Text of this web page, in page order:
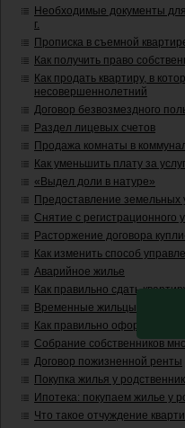
Необходимые документы
г.
Прописка в съемной
Как получить право
Как продать квартиру, в
несовершеннолетний
Договор безвозмездного
Раздел лицевых счетов
Продажа комнаты в
Как уменьшить плату за
«Выдел доли в натуре»
Предоставление земельных
Снятие с регистрационного
Расторжение договора
Как изменить способ
Аварийное жилье
Как правильно сдать
Временные жильцы
Как правильно оформить
Собрание собственников
Договор пожизненной ренты
Покупка жилья у
Ипотека: покупаем жилье у
Что такое отчуждение